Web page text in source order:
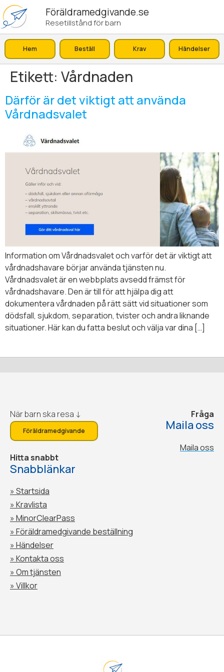
Föräldramedgivande.se
Resetillstånd för barn
Hem Beställ Krav Händelser
Etikett: Vårdnaden
Därför är det viktigt att använda
Vårdnadsvalet
Information om Vårdnadsvalet och varför det är viktigt att
vårdnadshavare börjar använda tjänsten nu.
Vårdnadsvalet är en webbplats avsedd främst för
vårdnadshavare. Den är till för att hjälpa dig att
dokumentera vårdnaden på rätt sätt vid situationer som
dödsfall, sjukdom, separation, tvister och andra liknande
situationer. Här kan du fatta beslut och välja var dina […]
När barn ska resa ↓
Föräldramedgivande
Hitta snabbt
Snabblänkar
» Startsida
» Kravlista
» MinorClearPass
» Föräldramedgivande beställning
» Händelser
» Kontakta oss
» Om tjänsten
» Villkor
Fråga
Maila oss
Maila oss